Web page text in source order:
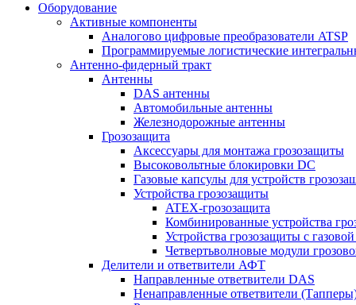
Оборудование
Активные компоненты
Аналогово цифровые преобразователи ATSP
Программируемые логистические
Антенно-фидерный тракт
Антенны
DAS антенны
Автомобильные антенны
Железнодорожные антенны
Грозозащита
Аксессуары для монтажа грозозащиты
Высоковольтные блокировки DC
Газовые капсулы для устройств
Устройства грозозащиты
ATEX-грозозащита
Комбинированные устройства
Устройства грозозащиты с
Четвертьволновые модули
Делители и ответвители АФТ
Направленные ответвители DAS
Ненаправленные ответвители